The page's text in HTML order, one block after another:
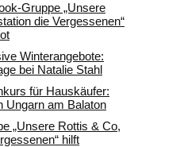
Gruppe „Unsere
die Vergessenen“
Winterangebote:
bei Natalie Stahl
für Hauskäufer:
Ungarn am Balaton
„Unsere Rottis & Co,
hilft